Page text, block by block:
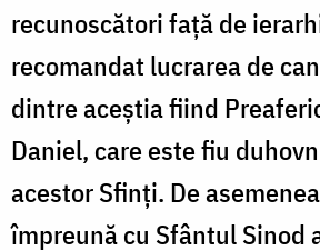
recunoscători față de
recomandat lucrarea de
dintre aceștia fiind
Daniel, care este fiu
acestor Sfinți. De
împreună cu Sfântul Sinod